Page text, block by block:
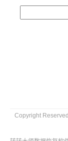
Copyright